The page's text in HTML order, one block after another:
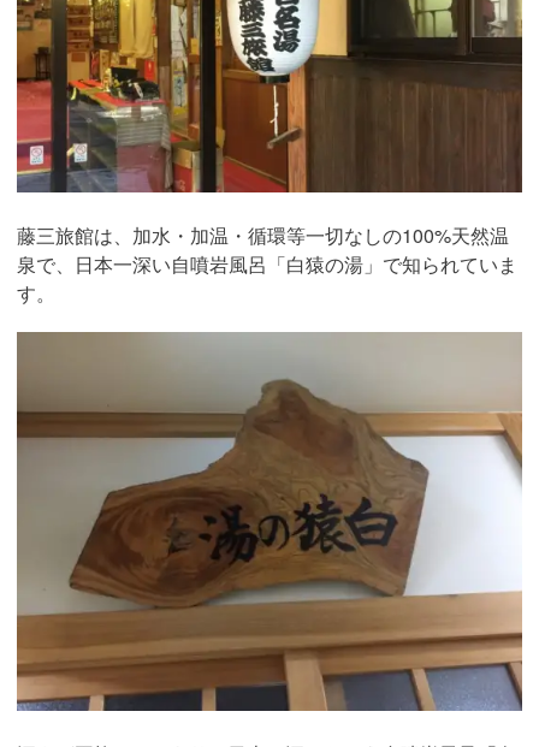
藤三旅館は、加水・加温・循環等一切なしの100%天然温
泉で、日本一深い自噴岩風呂「白猿の湯」で知られていま
す。